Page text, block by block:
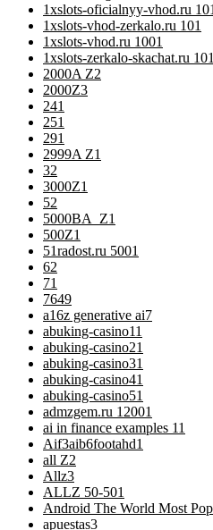
1xslots-oficialnyy-vhod.ru 101
1xslots-vhod-zerkalo.ru 101
1xslots-vhod.ru 1001
1xslots-zerkalo-skachat.ru 101
2000A Z2
2000Z3
241
251
291
2999A Z1
32
3000Z1
52
5000BA_Z1
500Z1
51radost.ru 5001
62
71
7649
a16z generative ai7
abuking-casino11
abuking-casino21
abuking-casino31
abuking-casino41
abuking-casino51
admzgem.ru 12001
ai in finance examples 11
Aif3aib6footahd1
all Z2
Allz3
ALLZ 50-501
Android The World Most
apuestas3